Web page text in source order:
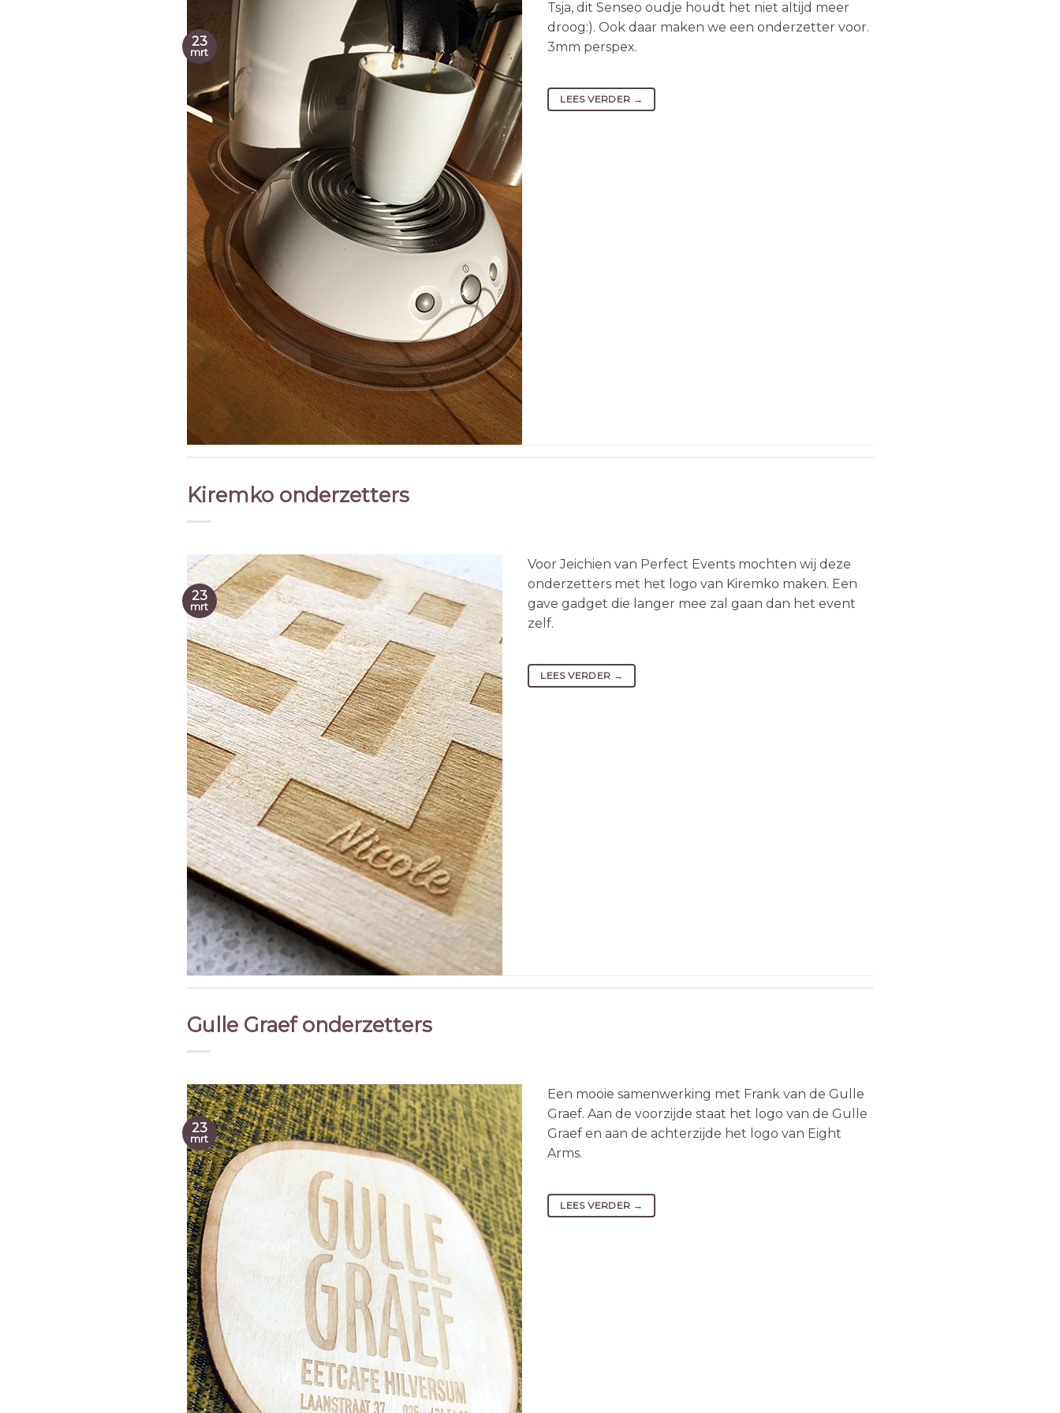
23
mrt
Tsja, dit Senseo oudje houdt het niet altijd meer
droog:). Ook daar maken we een onderzetter voor.
3mm perspex.
LEES VERDER →
Kiremko onderzetters
23
mrt
Voor Jeichien van Perfect Events mochten wij deze
onderzetters met het logo van Kiremko maken. Een
gave gadget die langer mee zal gaan dan het event
zelf.
LEES VERDER →
Gulle Graef onderzetters
23
mrt
Een mooie samenwerking met Frank van de Gulle
Graef. Aan de voorzijde staat het logo van de Gulle
Graef en aan de achterzijde het logo van Eight
Arms.
LEES VERDER →